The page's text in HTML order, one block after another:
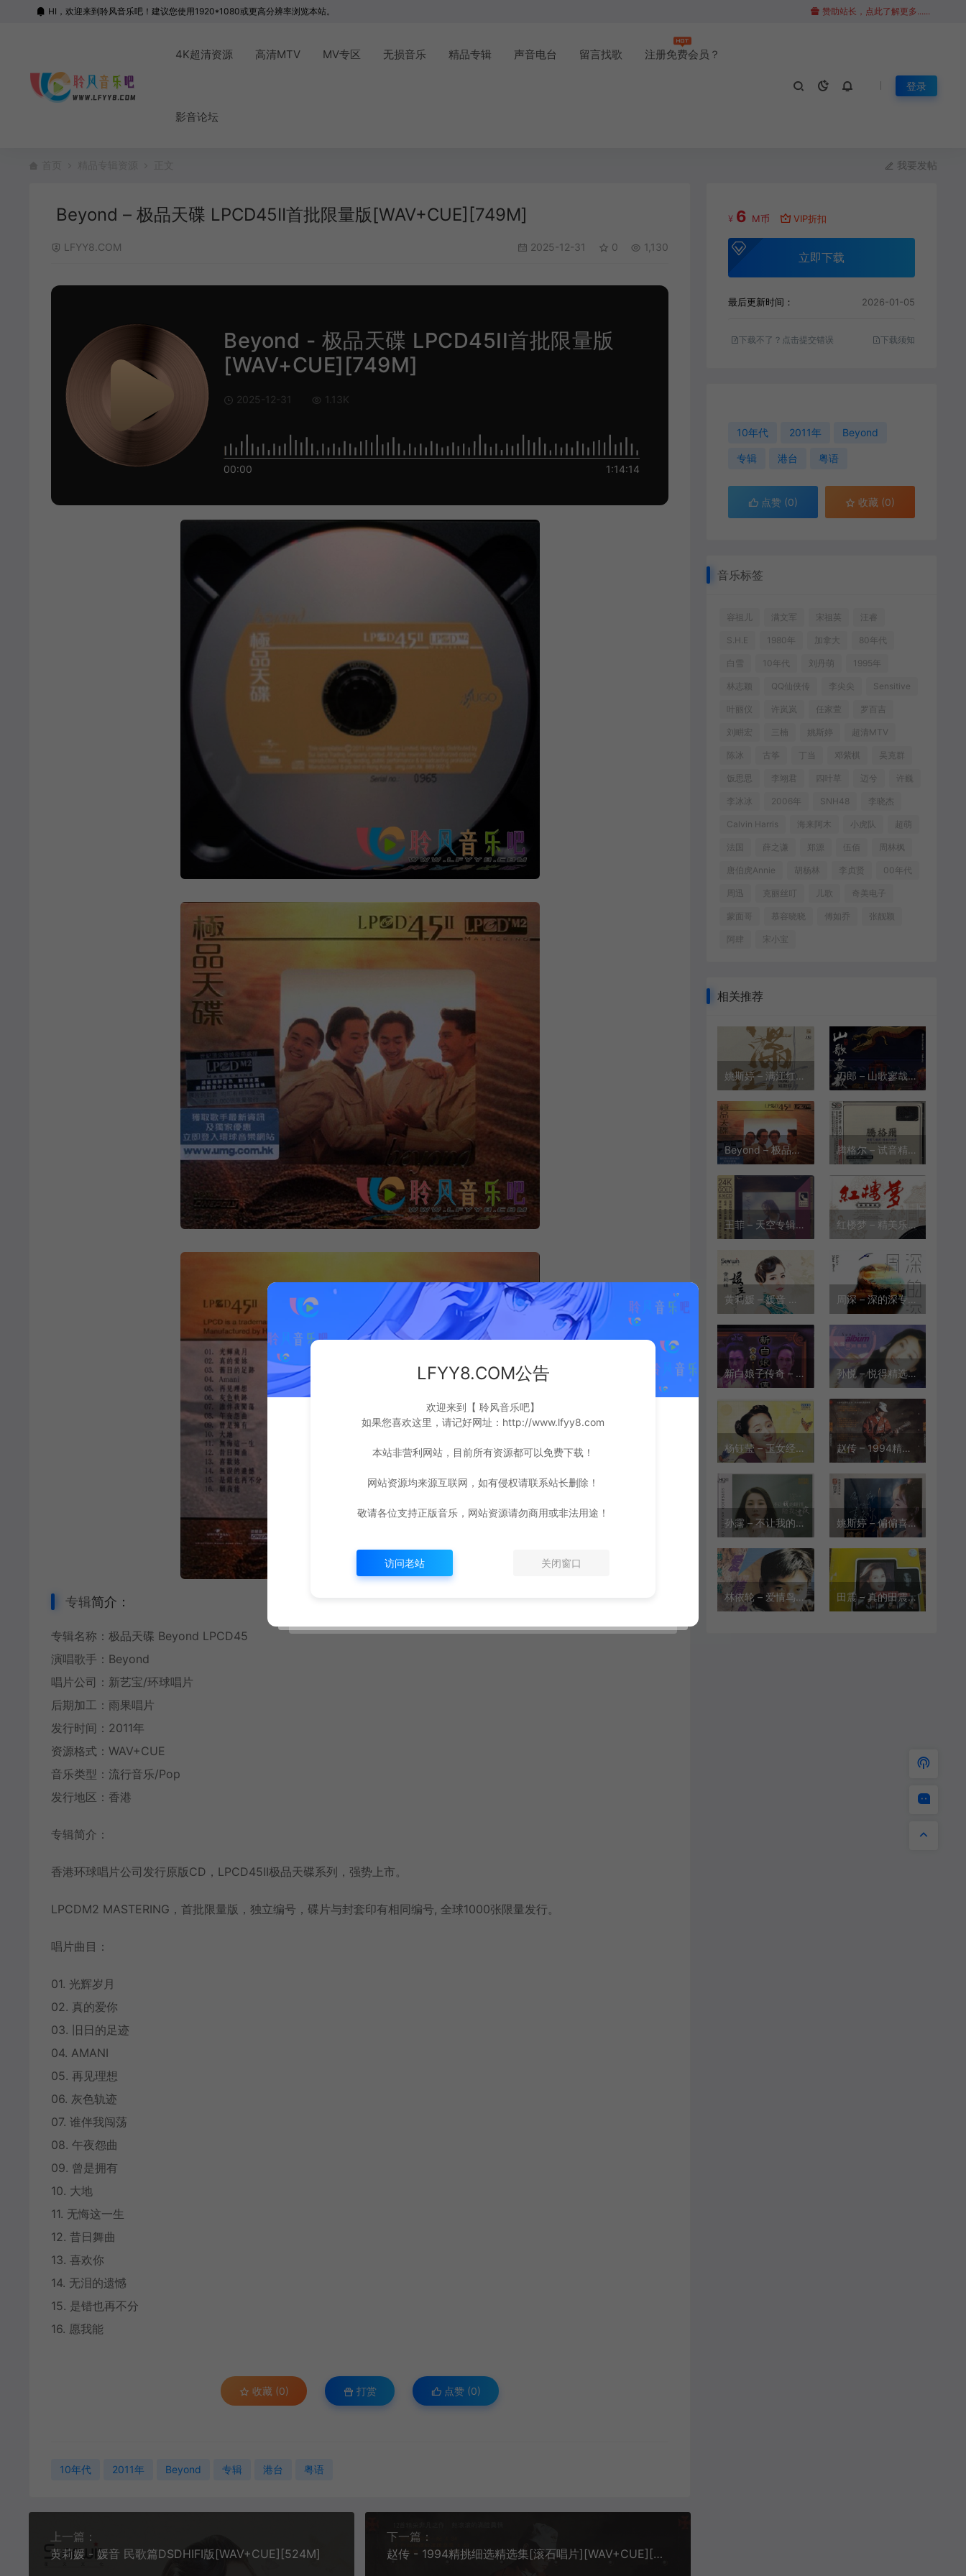
HI，欢迎来到聆风音乐吧！建议您使用1920*1080或更高分辨率浏览本站。 赞助站长，点此了解更多......
4K超清资源 高清MTV MV专区 无损音乐 精品专辑 声音电台 留言找歌 注册免费会员？
影音论坛
登录
我要发帖
Beyond – 极品天碟 LPCD45II首批限量版[WAV+CUE][749M]
LFYY8.COM 2025-12-31 0 1,130
Beyond - 极品天碟 LPCD45II首批限量版
[WAV+CUE][749M]
2025-12-31 1.13K
00:00 1:14:14
专辑简介：
专辑名称：极品天碟 Beyond LPCD45
演唱歌手：Beyond
唱片公司：新艺宝/环球唱片
后期加工：雨果唱片
发行时间： 2011年
资源格式：WAV+CUE
音乐类型：流行音乐/Pop
发行地区：香港
专辑简介：
香港环球唱片公司发行原版CD，LPCD45II极品天碟系列，强势上市。
LPCDM2 MASTERING，首批限量版，独立编号，碟片与封套印有相同编号, 全球1000张限量发行。
唱片曲目：
01. 光辉岁月
02. 真的爱你
03. 旧日的足迹
04. AMANI
05. 再见理想
06. 灰色轨迹
07. 谁伴我闯荡
08. 午夜怨曲
09. 曾是拥有
10. 大地
11. 无悔这一生
12. 昔日舞曲
13. 喜欢你
14. 无泪的遗憾
15. 是错也再不分
16. 愿我能
收藏 (0) 打赏 点赞 (0)
10年代 2011年 Beyond 专辑 港台 粤语
上一篇：
黄莉媛 - 媛音 民歌篇DSDHIFI版[WAV+CUE][524M]
下一篇：
赵传 - 1994精挑细选精选集[滚石唱片][WAV+CUE][524M]
¥ 6 M币 VIP折扣
立即下载
最后更新时间： 2026-01-05
下载不了？点击提交错误 下载须知
10年代 2011年 Beyond
专辑 港台 粤语
点赞 (0) 收藏 (0)
音乐标签
容祖儿 满文军 宋祖英 汪睿
S.H.E 1980年 加拿大 80年代
白雪 10年代 刘丹萌 1995年
林志颖 QQ仙侠传 李尖尖 Sensitive
叶丽仪 许岚岚 任家萱 罗百吉
刘畊宏 三楠 姚斯婷 超清MTV
陈冰 古筝 丁当 邓紫棋 吴克群
饭思思 李翊君 四叶草 迈兮 许巍
李冰冰 2006年 SNH48 李晓杰
Calvin Harris 海来阿木 小虎队 超萌
法国 薛之谦 郑源 伍佰 周林枫
唐伯虎Annie 胡杨林 李贞贤 00年代
周迅 克丽丝叮 儿歌 奇美电子
蒙面哥 慕容晓晓 傅如乔 张靓颖
阿肆 宋小宝
相关推荐
姚斯婷 – 满江红HQ 头版限量[WAV+CUE] 刀郎 – 山歌寥哉专辑2023+伴奏[FLAC+MP3][782M]
Beyond – 极品天碟 LPCD45II首批限量版[WAV+CUE][749M] 腾格尔 – 试音精选[WAV+CUE][618M]
王菲 – 天空专辑 24K金碟收藏版[WAV+MP3][451M] 红楼梦 – 精美乐曲黑胶正版CD原抓双碟装[WAV+CUE][660M]
黄莉媛 – 媛音 民歌篇DSDHIFI版[WAV+CUE][524M] 周深 – 深的深专辑[FLAC][308M]
新白娘子传奇 – 电视原声带[MP3+WAV+CUE][446M] 孙悦 – 悦得精选2004[WAV+CUE][688M]
杨钰莹 – 玉女经典金曲选集[WAV+CUE][WAV][504M] 赵传 – 1994精挑细选精选集[滚石唱片][WAV+CUE][524M]
孙露 – 不让我的眼泪陪我过夜HQⅡ[WAV+CUE][451M] 姚斯婷 – 偏偏喜欢你 2023头版限量24K金碟[WAV+CUE][515M]
林依轮 – 爱情鸟原版CD转录[WAV+CUE][281M] 田震 – 真的田震精品集[MP3+WAV+CUE][451M]
LFYY8.COM公告
欢迎来到【 聆风音乐吧】
如果您喜欢这里，请记好网址：http://www.lfyy8.com
本站非营利网站，目前所有资源都可以免费下载！
网站资源均来源互联网，如有侵权请联系站长删除！
敬请各位支持正版音乐，网站资源请勿商用或非法用途！
访问老站 关闭窗口